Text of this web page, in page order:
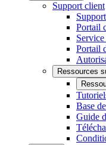
Support client
Portail
Portail
Ressources
Base
Guide